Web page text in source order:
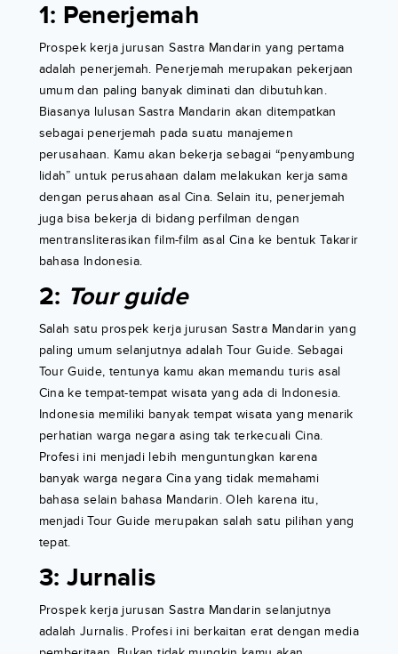
1: Penerjemah
Prospek kerja jurusan Sastra Mandarin yang pertama
adalah penerjemah. Penerjemah merupakan pekerjaan
umum dan paling banyak diminati dan dibutuhkan.
Biasanya lulusan Sastra Mandarin akan ditempatkan
sebagai penerjemah pada suatu manajemen
perusahaan. Kamu akan bekerja sebagai “penyambung
lidah” untuk perusahaan dalam melakukan kerja sama
dengan perusahaan asal Cina. Selain itu, penerjemah
juga bisa bekerja di bidang perfilman dengan
mentransliterasikan film-film asal Cina ke bentuk Takarir
bahasa Indonesia.
2: Tour guide
Salah satu prospek kerja jurusan Sastra Mandarin yang
paling umum selanjutnya adalah Tour Guide. Sebagai
Tour Guide, tentunya kamu akan memandu turis asal
Cina ke tempat-tempat wisata yang ada di Indonesia.
Indonesia memiliki banyak tempat wisata yang menarik
perhatian warga negara asing tak terkecuali Cina.
Profesi ini menjadi lebih menguntungkan karena
banyak warga negara Cina yang tidak memahami
bahasa selain bahasa Mandarin. Oleh karena itu,
menjadi Tour Guide merupakan salah satu pilihan yang
tepat.
3: Jurnalis
Prospek kerja jurusan Sastra Mandarin selanjutnya
adalah Jurnalis. Profesi ini berkaitan erat dengan media